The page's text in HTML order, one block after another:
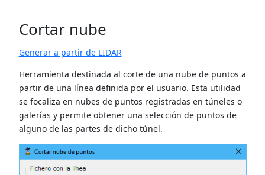
Cortar nube
Generar a partir de LIDAR
Herramienta destinada al corte de una nube de puntos a
partir de una línea definida por el usuario. Esta utilidad
se focaliza en nubes de puntos registradas en túneles o
galerías y permite obtener una selección de puntos de
alguno de las partes de dicho túnel.